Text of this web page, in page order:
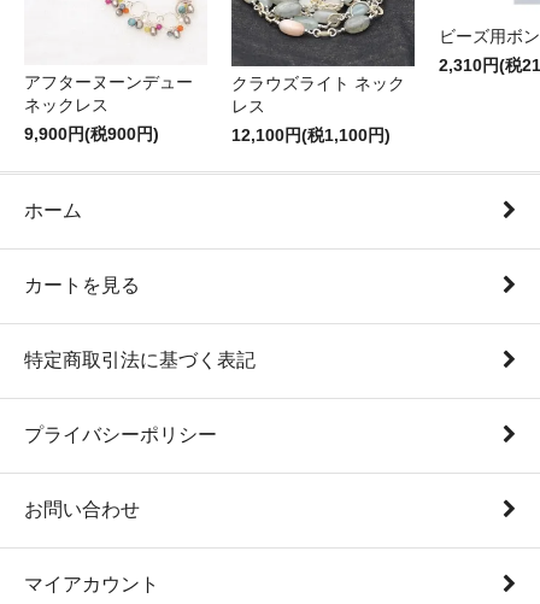
アフターヌーンデュー
ネックレス
9,900円(税900円)
クラウズライト ネック
レス
12,100円(税1,100円)
ビーズ用ボ
2,310円(税
ホーム
カートを見る
特定商取引法に基づく表記
プライバシーポリシー
お問い合わせ
マイアカウント